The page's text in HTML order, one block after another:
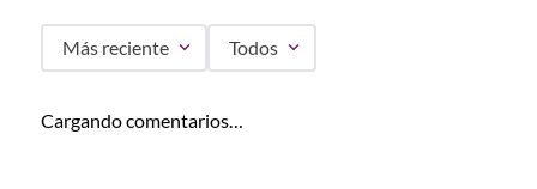
Más reciente Todos
Cargando comentarios…